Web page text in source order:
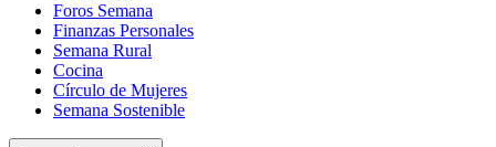
window
Foros Semana
Finanzas Personales
Semana Rural
Cocina
Círculo de Mujeres
Semana Sostenible